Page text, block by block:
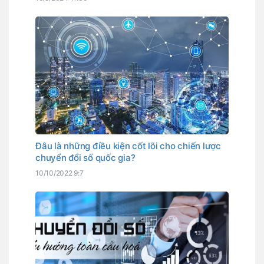
Đâu là những điều kiện cốt lõi cho chiến lược
chuyển đổi số quốc gia?
10/10/2022 9:7